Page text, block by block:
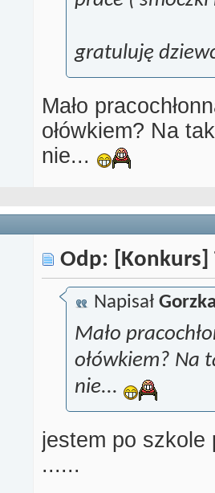
gratuluję
Mało
ołówkiem? Na
nie...
Odp: [Konkurs]
Napisał
Mało
ołówkiem? Na
nie...
jestem po
......